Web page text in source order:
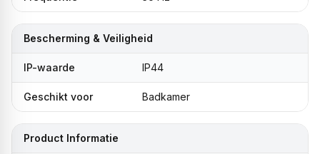
Bescherming & Veiligheid
IP-waarde IP44
Geschikt voor Badkamer
Product Informatie